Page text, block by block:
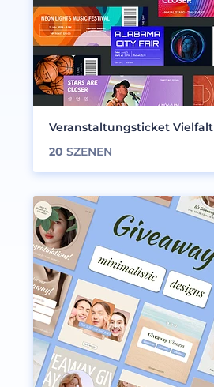
Veranstaltungsticket Vielfalt
20 SZENEN